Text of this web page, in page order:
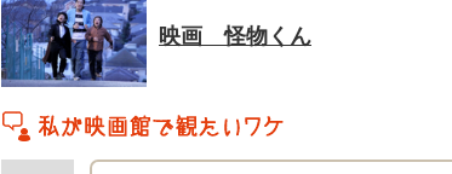
映画 怪物くん
私がこの作品を映画館で観たいワケ